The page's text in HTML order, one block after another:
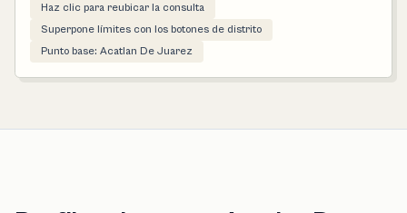
Haz clic para reubicar la consulta
Superpone límites con los botones de distrito
Punto base: Acatlan De Juarez